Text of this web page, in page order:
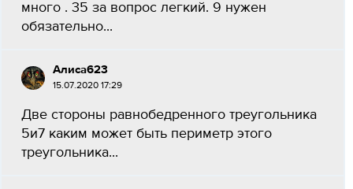
много . 35 за вопрос легкий. 9 нужен
обязательно...
Алиса623
15.07.2020 17:29
Две стороны равнобедренного треугольника
5и7 каким может быть периметр этого
треугольника...